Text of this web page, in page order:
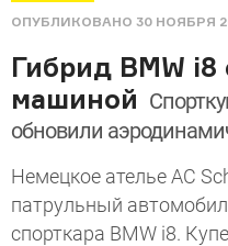
ОПУБЛИКОВАНО 30 НОЯБРЯ
Гибрид BMW i8
машиной
обновили
Немецкое ателье AC
патрульный
спорткара BMW i8.